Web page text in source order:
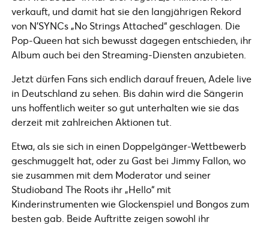
verkauft, und damit hat sie den langjährigen Rekord
von N’SYNCs „No Strings Attached“ geschlagen. Die
Pop-Queen hat sich bewusst dagegen entschieden, ihr
Album auch bei den Streaming-Diensten anzubieten.
Jetzt dürfen Fans sich endlich darauf freuen, Adele live
in Deutschland zu sehen. Bis dahin wird die Sängerin
uns hoffentlich weiter so gut unterhalten wie sie das
derzeit mit zahlreichen Aktionen tut.
Etwa, als sie sich in einen Doppelgänger-Wettbewerb
geschmuggelt hat, oder zu Gast bei Jimmy Fallon, wo
sie zusammen mit dem Moderator und seiner
Studioband The Roots ihr „Hello“ mit
Kinderinstrumenten wie Glockenspiel und Bongos zum
besten gab. Beide Auftritte zeigen sowohl ihr